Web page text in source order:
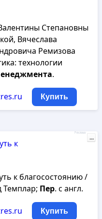
Степановны
Вячеслава
Ремизова
технологии
.
Купить
к
к благосостоянию /
Темплар; Пер. с англ.
Купить
Реклама
...